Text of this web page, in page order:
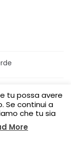
Partner
tu possa avere
Se continui a
che tu sia
More